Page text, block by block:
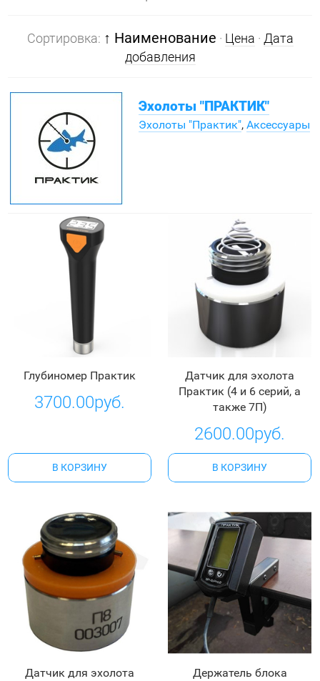
Сортировка: ↑ Наименование · Цена · Дата
добавления
Эхолоты "ПРАКТИК"
Эхолоты "Практик", Аксессуары
Глубиномер Практик
3700.00руб.
В КОРЗИНУ
Датчик для эхолота
Практик (4 и 6 серий, а
также 7П)
2600.00руб.
В КОРЗИНУ
Датчик для эхолота
Держатель блока